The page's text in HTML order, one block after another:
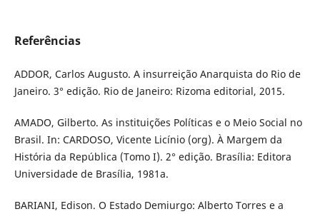
Referências
ADDOR, Carlos Augusto. A insurreição Anarquista do Rio de
Janeiro. 3° edição. Rio de Janeiro: Rizoma editorial, 2015.
AMADO, Gilberto. As instituições Políticas e o Meio Social no
Brasil. In: CARDOSO, Vicente Licínio (org). À Margem da
História da República (Tomo I). 2° edição. Brasília: Editora
Universidade de Brasília, 1981a.
BARIANI, Edison. O Estado Demiurgo: Alberto Torres e a